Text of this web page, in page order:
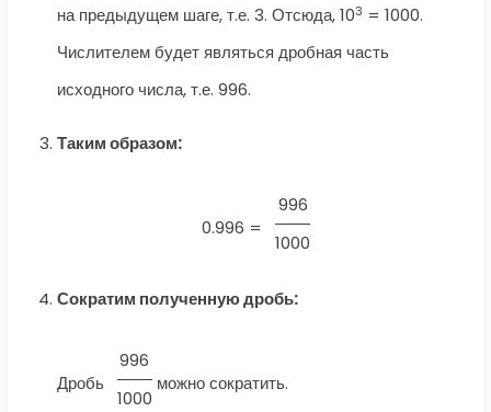
на предыдущем шаге, т.е. 3. Отсюда, 103 = 1000.
Числителем будет являться дробная часть
исходного числа, т.е. 996.
Таким образом:
0.996 =
996
1000
Сократим полученную дробь:
Дробь
996
1000
можно сократить.